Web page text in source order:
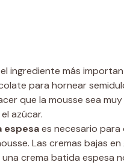
ingrediente más
para hornear
que la mousse sea
azúcar.
espesaes necesario para
Las cremas bajas
crema batida espesa